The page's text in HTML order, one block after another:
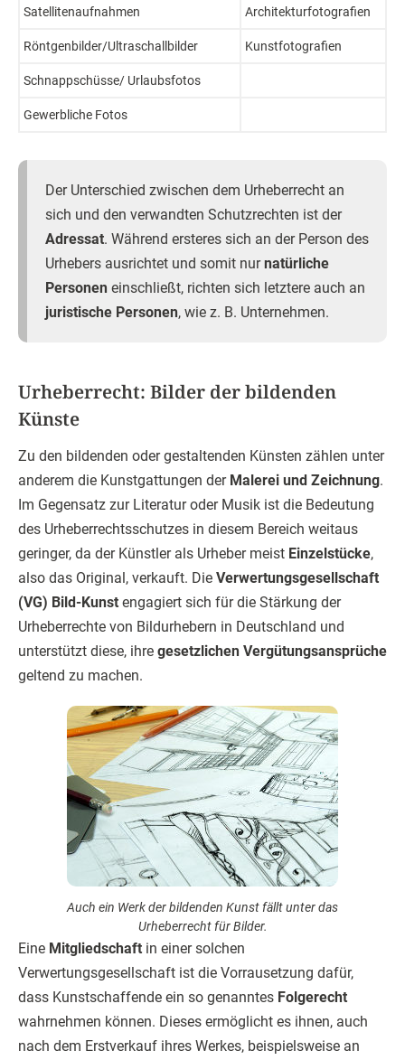
Satellitenaufnahmen Architekturfotografien
Röntgenbilder/Ultraschallbilder Kunstfotografien
Schnappschüsse/ Urlaubsfotos
Gewerbliche Fotos
Der Unterschied zwischen dem Urheberrecht an
sich und den verwandten Schutzrechten ist der
Adressat. Während ersteres sich an der Person des
Urhebers ausrichtet und somit nurnatürliche
Personen einschließt, richten sich letztere auch an
juristische Personen, wie z. B. Unternehmen.
Urheberrecht: Bilder der bildenden
Künste
Zu den bildenden oder gestaltenden Künsten zählen unter
anderem die Kunstgattungen der Malerei und Zeichnung.
Im Gegensatz zur Literatur oder Musik ist die Bedeutung
des Urheberrechtsschutzes in diesem Bereich weitaus
geringer, da der Künstler als Urheber meist Einzelstücke,
also das Original, verkauft. Die Verwertungsgesellschaft
(VG) Bild-Kunst engagiert sich für die Stärkung der
Urheberrechte von Bildurhebern in Deutschland und
unterstützt diese, ihre gesetzlichen Vergütungsansprüche
geltend zu machen.
Auch ein Werk der bildenden Kunst fällt unter das
Urheberrecht für Bilder.
Eine Mitgliedschaft in einer solchen
Verwertungsgesellschaft ist die Vorrausetzung dafür,
dass Kunstschaffende ein so genanntes Folgerecht
wahrnehmen können. Dieses ermöglicht es ihnen, auch
nach dem Erstverkauf ihres Werkes, beispielsweise an